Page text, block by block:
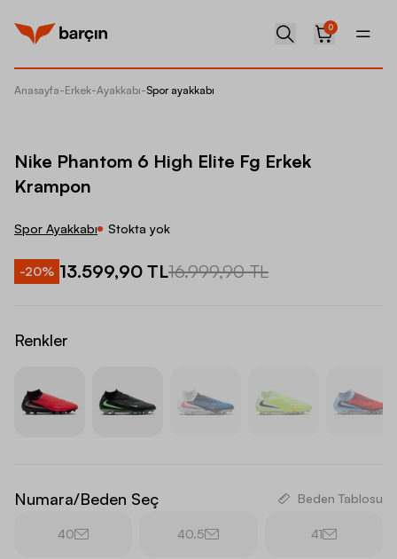
0
Anasayfa-Erkek-Ayakkabı-Spor ayakkabı
Nike Phantom 6 High Elite Fg Erkek
Krampon
Spor Ayakkabı Stokta yok
-20% 13.599,90 TL16.999,90 TL
Renkler
Numara/Beden Seç Beden Tablosu
40 40.5 41